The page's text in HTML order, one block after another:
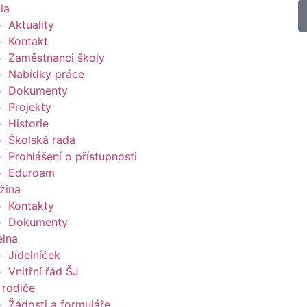
Aktuality
Kontakt
Zaměstnanci školy
Nabídky práce
Dokumenty
Projekty
Historie
Školská rada
Prohlášení o přístupnosti
Eduroam
Kontakty
Dokumenty
Jídelníček
Vnitřní řád ŠJ
rodiče
Žádosti a formuláře